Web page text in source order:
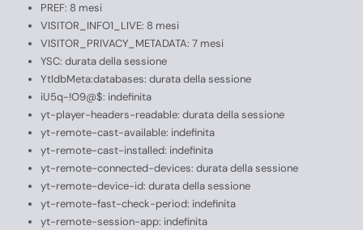
PREF: 8 mesi
VISITOR_INFO1_LIVE: 8 mesi
VISITOR_PRIVACY_METADATA: 7 mesi
YSC: durata della sessione
YtIdbMeta:databases: durata della sessione
iU5q-!O9@$: indefinita
yt-player-headers-readable: durata della sessione
yt-remote-cast-available: indefinita
yt-remote-cast-installed: indefinita
yt-remote-connected-devices: durata della sessione
yt-remote-device-id: durata della sessione
yt-remote-fast-check-period: indefinita
yt-remote-session-app: indefinita